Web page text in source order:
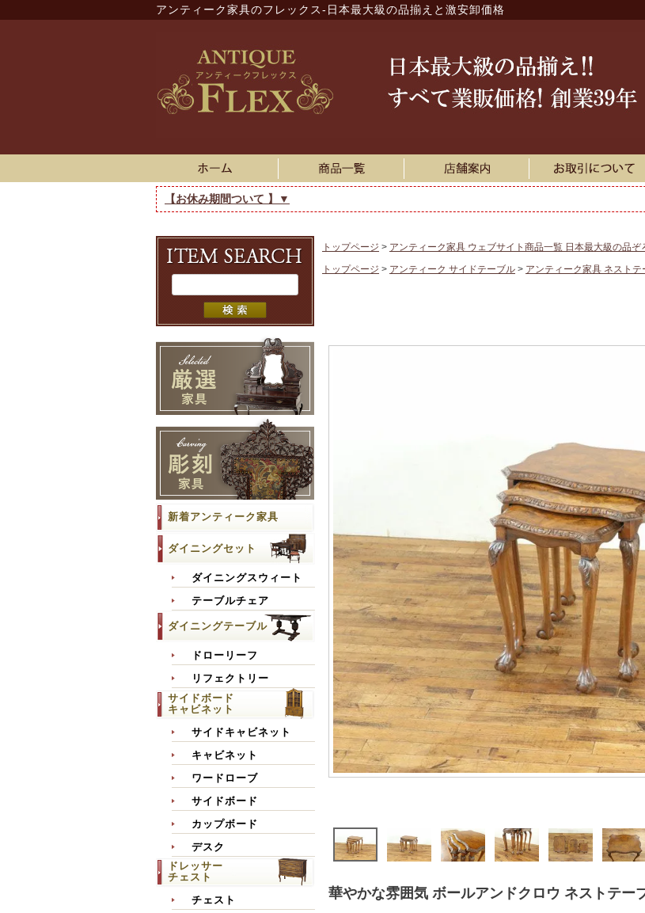
アンティーク家具のフレックス-日本最大級の品揃えと激安卸価格
【お休み期間ついて 】▼
新着アンティーク家具
ダイニングセット
ダイニングスウィート
テーブルチェア
ダイニングテーブル
ドローリーフ
リフェクトリー
サイドボード
キャビネット
サイドキャビネット
キャビネット
ワードローブ
サイドボード
カップボード
デスク
ドレッサー
チェスト
チェスト
トップページ
アンティーク家具 ウェブサイト商品一覧 日本最大級の品
トップページ
アンティーク サイドテーブル アンティーク家具 ネストテ
華やかな雰囲気 ボールアンドクロウ ネストテー